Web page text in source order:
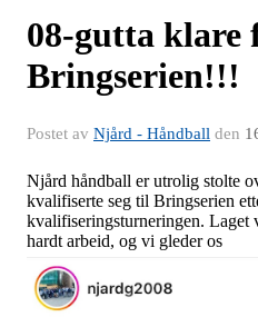
08-gutta klare
Bringserien!!!
Postet av Njård - Håndball den
Njård håndball er utrolig stolte
kvalifiserte seg til Bringserien
kvalifiseringsturneringen. Laget
hardt arbeid, og vi gleder os